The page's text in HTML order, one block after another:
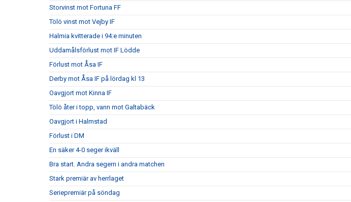
Storvinst mot Fortuna FF
Tölö vinst mot Vejby IF
Halmia kvitterade i 94:e minuten
Uddamålsförlust mot IF Lödde
Förlust mot Åsa IF
Derby mot Åsa IF på lördag kl 13
Oavgjort mot Kinna IF
Tölö åter i topp, vann mot Galtabäck
Oavgjort i Halmstad
Förlust i DM
En säker 4-0 seger ikväll
Bra start. Andra segern i andra matchen
Stark premiär av herrlaget
Seriepremiär på söndag